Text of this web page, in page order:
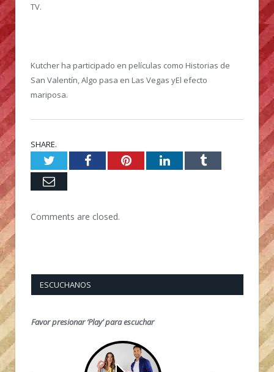
TV.
Kutcher ha participado en películas como Historias de
San Valentín, Algo pasa en Las Vegas yEl efecto
mariposa.
SHARE.
TwitterFacebookPinterestLinkedInTumblr
Email
Comments are closed.
ESCUCHANOS
Favor presionar ‘Play’ para escuchar